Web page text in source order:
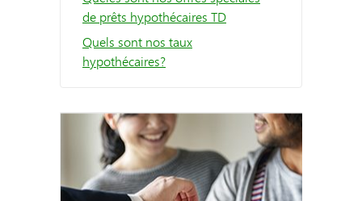
de prêts hypothécaires TD
Quels sont nos taux
hypothécaires?